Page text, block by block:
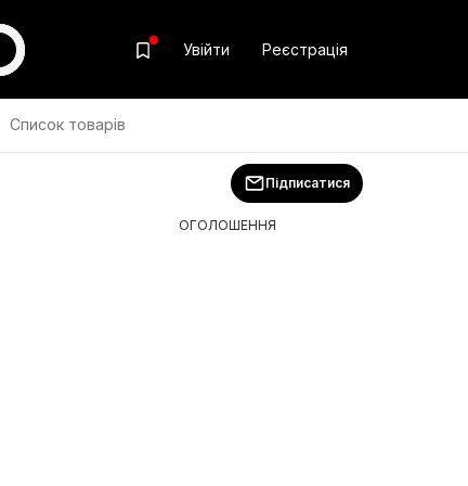
Увійти Реєстрація
Список товарів
Підписатися
ОГОЛОШЕННЯ